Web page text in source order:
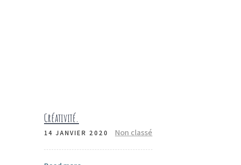
Créativité.
14 JANVIER 2020 Non classé